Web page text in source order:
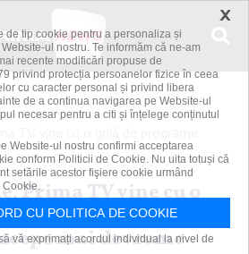
TV vine cu o grilă de programe
Prima TV vine cu o
reconfigurată.
mai devreme
×
de tip cookie pentru a personaliza și
ul nostru. Te informăm că ne-am
recente modificări propuse de
privind protecția persoanelor fizice în ceea
cu caracter personal și privind libera
de a continua navigarea pe Website-ul
necesar pentru a citi și înțelege conținutul
Website-ul nostru confirmi acceptarea
conform Politicii de Cookie. Nu uita totuși că
setările acestor fişiere cookie urmând
Cookie.
CU POLITICA DE COOKIE
vă exprimați acordul individual la nivel de